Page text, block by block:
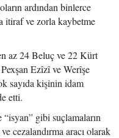
ardından binlerce
itiraf ve zorla kaybetme
az 24 Beluç ve 22 Kürt
Ezîzî ve Werîşe
sayıda kişinin idam
etti.
“isyan” gibi suçlamaların
cezalandırma aracı olarak